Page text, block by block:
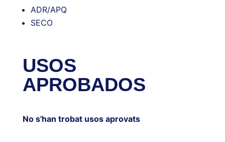
ADR/APQ
SECO
USOS
APROBADOS
No s'han trobat usos aprovats